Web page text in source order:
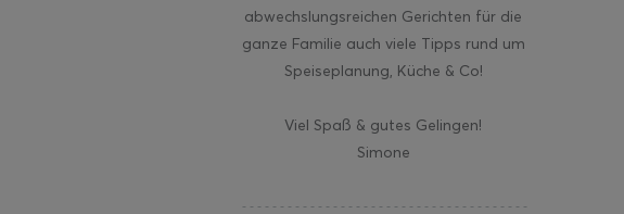
abwechslungsreichen Gerichten für die
ganze Familie auch viele Tipps rund um
Speiseplanung, Küche & Co!
Viel Spaß & gutes Gelingen!
Simone